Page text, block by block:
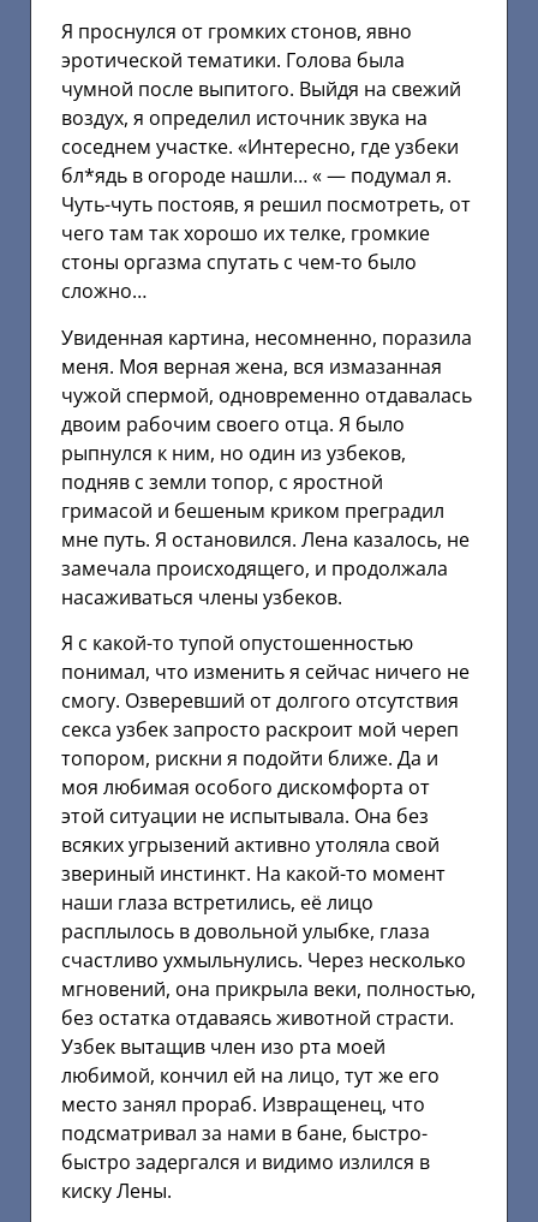
Я проснулся от громких стонов, явно
эротической тематики. Голова была
чумной после выпитого. Выйдя на свежий
воздух, я определил источник звука на
соседнем участке. «Интересно, где узбеки
бл*ядь в огороде нашли… « — подумал я.
Чуть-чуть постояв, я решил посмотреть, от
чего там так хорошо их телке, громкие
стоны оргазма спутать с чем-то было
сложно…
Увиденная картина, несомненно, поразила
меня. Моя верная жена, вся измазанная
чужой спермой, одновременно отдавалась
двоим рабочим своего отца. Я было
рыпнулся к ним, но один из узбеков,
подняв с земли топор, с яростной
гримасой и бешеным криком преградил
мне путь. Я остановился. Лена казалось, не
замечала происходящего, и продолжала
насаживаться члены узбеков.
Я с какой-то тупой опустошенностью
понимал, что изменить я сейчас ничего не
смогу. Озверевший от долгого отсутствия
секса узбек запросто раскроит мой череп
топором, рискни я подойти ближе. Да и
моя любимая особого дискомфорта от
этой ситуации не испытывала. Она без
всяких угрызений активно утоляла свой
звериный инстинкт. На какой-то момент
наши глаза встретились, её лицо
расплылось в довольной улыбке, глаза
счастливо ухмыльнулись. Через несколько
мгновений, она прикрыла веки, полностью,
без остатка отдаваясь животной страсти.
Узбек вытащив член изо рта моей
любимой, кончил ей на лицо, тут же его
место занял прораб. Извращенец, что
подсматривал за нами в бане, быстро-
быстро задергался и видимо излился в
киску Лены.